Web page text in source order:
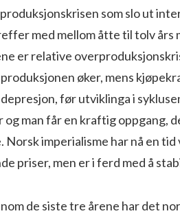
som slo ut
med mellom åtte til tolv års
er relative
øker, mens
før utviklinga i
og man får en kraftig oppgang,
Norsk imperialisme har nå en
priser, men er i ferd med å
de siste tre årene har det